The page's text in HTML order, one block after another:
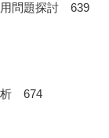
問題探討 639
析 674